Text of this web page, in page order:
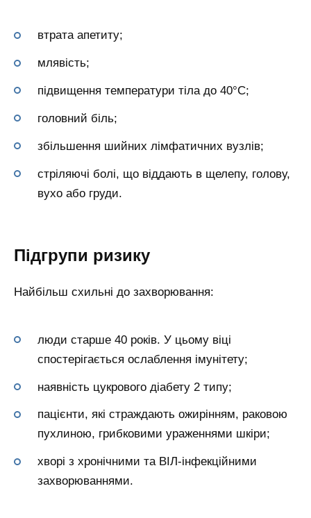
втрата апетиту;
млявість;
підвищення температури тіла до 40°С;
головний біль;
збільшення шийних лімфатичних вузлів;
стріляючі болі, що віддають в щелепу, голову,
вухо або груди.
Підгрупи ризику
Найбільш схильні до захворювання:
люди старше 40 років. У цьому віці
спостерігається ослаблення імунітету;
наявність цукрового діабету 2 типу;
пацієнти, які страждають ожирінням, раковою
пухлиною, грибковими ураженнями шкіри;
хворі з хронічними та ВІЛ-інфекційними
захворюваннями.